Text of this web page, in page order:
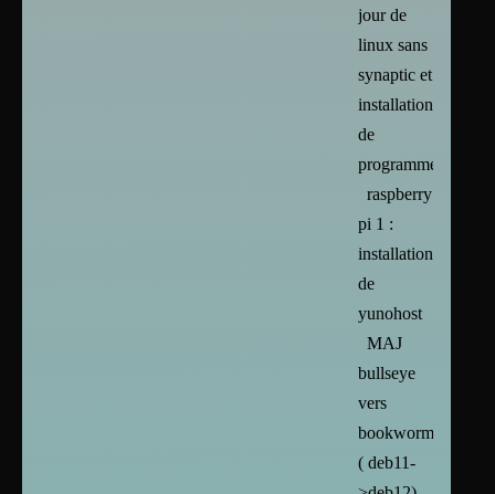
jour de
linux sans
synaptic et
installation
de
programmes
raspberry
pi 1 :
installation
de
yunohost
MAJ
bullseye
vers
bookworm
( deb11-